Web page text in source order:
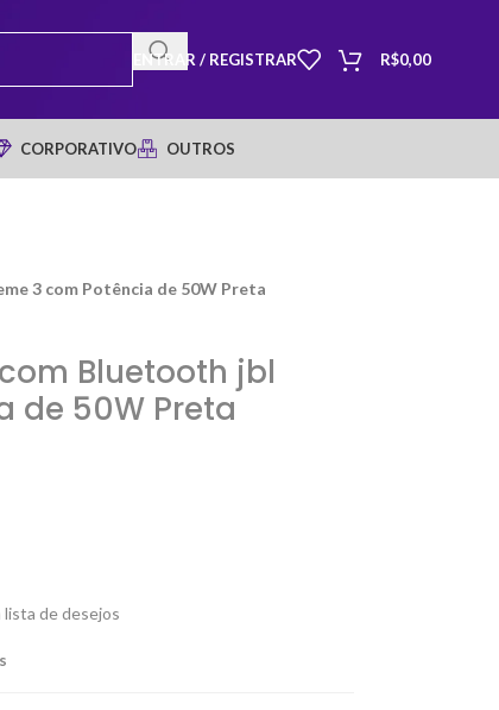
ENTRAR / REGISTRAR R$0,00
CORPORATIVO OUTROS
3 com Potência de 50W Preta
Bluetooth jbl
de 50W Preta
lista de desejos